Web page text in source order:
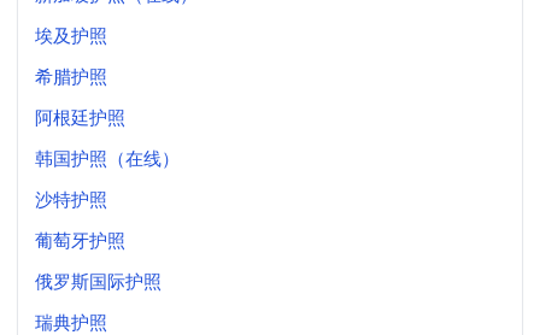
埃及护照
希腊护照
阿根廷护照
韩国护照（在线）
沙特护照
葡萄牙护照
俄罗斯国际护照
瑞典护照